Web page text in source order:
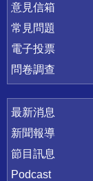
意見信箱
常見問題
電子投票
問卷調查
最新消息
新聞報導
節目訊息
Podcast